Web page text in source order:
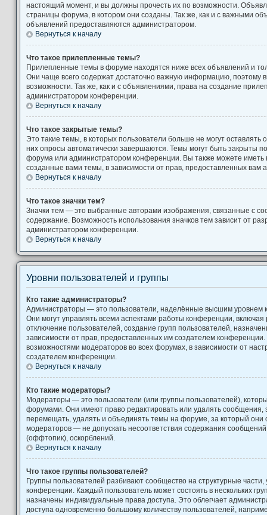
настоящий момент, и вы должны прочесть их по возможности.
страницы форума, в котором они созданы. Так же, как и с важными
объявлений предоставляются администратором.
Вернуться к началу
Что такое прилепленные темы?
Прилепленные темы в форуме находятся ниже всех объявлений и
Они чаще всего содержат достаточно важную информацию, поэтому
возможности. Так же, как и с объявлениями, права на создание
администратором конференции.
Вернуться к началу
Что такое закрытые темы?
Это такие темы, в которых пользователи больше не могут
них опросы автоматически завершаются. Темы могут быть закрыты
форума или администратором конференции. Вы также можете иметь
созданные вами темы, в зависимости от прав, предоставленных вам
Вернуться к началу
Что такое значки тем?
Значки тем — это выбранные авторами изображения, связанные с
содержание. Возможность использования значков тем зависит от
администратором конференции.
Вернуться к началу
Уровни пользователей и группы
Кто такие администраторы?
Администраторы — это пользователи, наделённые высшим уровнем
Они могут управлять всеми аспектами работы конференции, включая
отключение пользователей, создание групп пользователей,
зависимости от прав, предоставленных им создателем
возможностями модераторов во всех форумах, в зависимости от
создателем конференции.
Вернуться к началу
Кто такие модераторы?
Модераторы — это пользователи (или группы пользователей),
форумами. Они имеют право редактировать или удалять сообщения,
перемещать, удалять и объединять темы на форуме, за который они
модераторов — не допускать несоответствия содержания
(оффтопик), оскорблений.
Вернуться к началу
Что такое группы пользователей?
Группы пользователей разбивают сообщество на структурные
конференции. Каждый пользователь может состоять в нескольких
назначены индивидуальные права доступа. Это облегчает
доступа одновременно большому количеству пользователей,